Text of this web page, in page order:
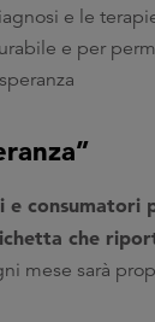
e le
e per
e
che
mese sarà